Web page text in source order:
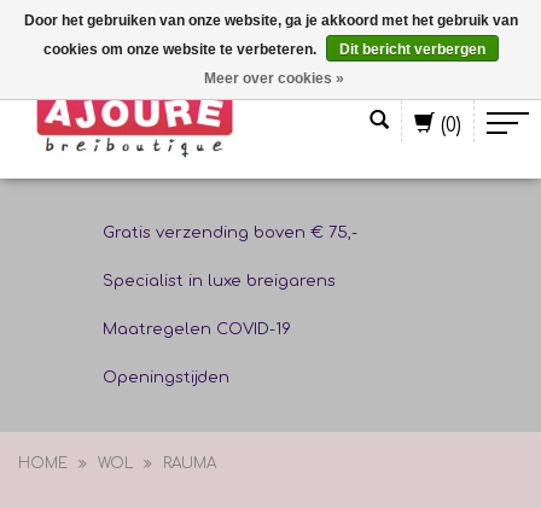
(0)
Gratis verzending boven € 75,-
Specialist in luxe breigarens
Maatregelen COVID-19
Openingstijden
HOME WOL RAUMA
Door het gebruiken van onze website, ga je akkoord met het gebruik van
cookies om onze website te verbeteren.
Dit bericht verbergen
Meer over cookies »